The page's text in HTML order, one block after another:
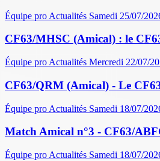
Équipe pro Actualités Samedi 25/07/
CF63/MHSC (Amical) : le
Équipe pro Actualités Mercredi 22/07/
CF63/QRM (Amical) - Le
Équipe pro Actualités Samedi 18/07/
Match Amical n°3 - CF63/
Équipe pro Actualités Samedi 18/07/